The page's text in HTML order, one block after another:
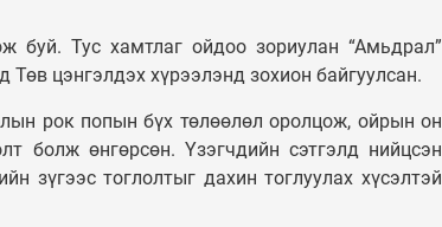
буй. Тус хамтлаг ойдоо зориулан “Амьдрал”
цэнгэлдэх хүрээлэнд зохион байгуулсан.
рок попын бүх төлөөлөл оролцож, ойрын он
болж өнгөрсөн. Үзэгчдийн сэтгэлд нийцсэн
зүгээс тоглолтыг дахин тоглуулах хүсэлтэй
Таван шарын хуучин
орон сууцыг дахин